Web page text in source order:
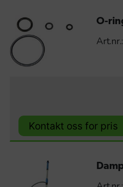
O-
Kontakt oss for pris